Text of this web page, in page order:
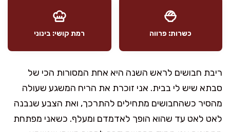
כשרות: פרווה רמת קושי: בינוני
ריבת חבושים לראש השנה היא אחת המסורות הכי של
סבתא שיש לי בבית. אני זוכרת את הריח המשגע שעולה
מהסיר כשהחבושים מתחילים להתרכך, ואת הצבע שנבנה
לאט לאט עד שהוא הופך לאדמדם ומעלף. כשאני מפתחת